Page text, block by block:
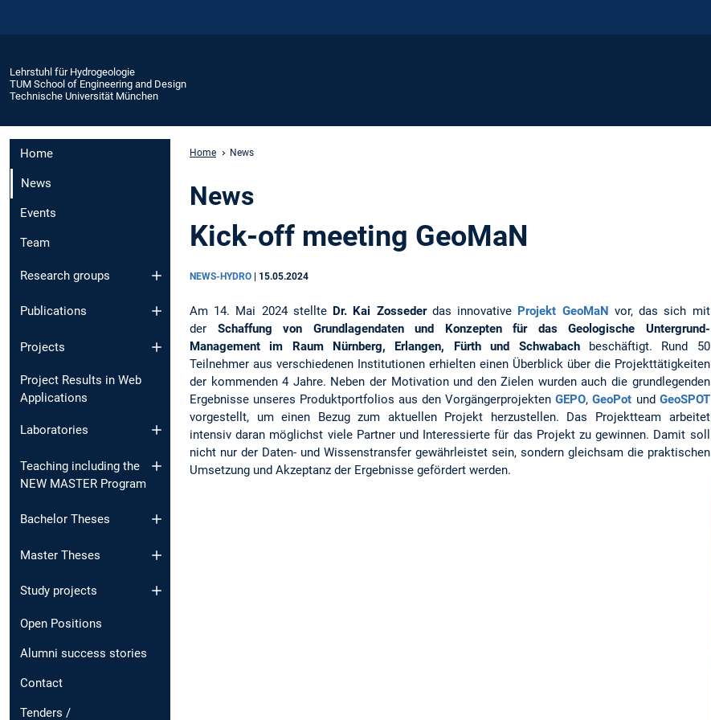
Lehrstuhl für Hydrogeologie
TUM School of Engineering and Design
Technische Universität München
Home
News
Events
Team
Research groups
Publications
Projects
Project Results in Web
Applications
Laboratories
Teaching including the
NEW MASTER Program
Bachelor Theses
Master Theses
Study projects
Open Positions
Alumni success stories
Contact
Tenders /
Home News
News
Kick-off meeting GeoMaN
NEWS-HYDRO | 15.05.2024
Am 14. Mai 2024 stellte Dr. Kai Zossederdas innovative Projekt GeoMaN vor, das sich mit
der Schaffung von Grundlagendaten und Konzepten für das Geologische Untergrund-
Management im Raum Nürnberg, Erlangen, Fürth und Schwabachbeschäftigt. Rund 50
Teilnehmer aus verschiedenen Institutionen erhielten einen Überblick über die Projekttätigkeiten
der kommenden 4 Jahre. Neben der Motivation und den Zielen wurden auch die grundlegenden
Ergebnisse unseres Produktportfolios aus den VorgängerprojektenGEPO,GeoPot und GeoSPOT
vorgestellt, um einen Bezug zum aktuellen Projekt herzustellen. Das Projektteam arbeitet
intensiv daran möglichst viele Partner und Interessierte für das Projekt zu gewinnen. Damit soll
nicht nur der Daten- und Wissenstransfer gewährleistet sein, sondern gleichsam die praktischen
Umsetzung und Akzeptanz der Ergebnisse gefördert werden.